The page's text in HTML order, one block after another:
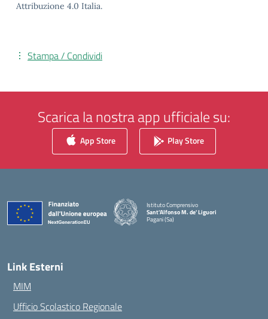
Attribuzione 4.0 Italia.
Stampa / Condividi
Scarica la nostra app ufficiale su:
App Store Play Store
Istituto Comprensivo
Sant'Alfonso M. de' Liguori
Pagani (Sa)
— Visita la pagina iniziale della scuola
Link Esterni
MIM
Ufficio Scolastico Regionale